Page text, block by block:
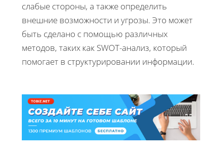
слабые стороны, а также определить
внешние возможности и угрозы. Это может
быть сделано с помощью различных
методов, таких как SWOT-анализ, который
помогает в структурировании информации.